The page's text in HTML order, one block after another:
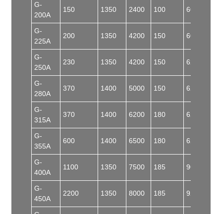
G-
200A
150 1350 2400 100 60
G-
225A
200 1350 4200 150 60
G-
250A
230 1350 4200 150 62
G-
280A
370 1400 5000 150 62
G-
315A
370 1400 6200 180 62
G-
355A
600 1400 6500 180 62
G-
400A
1100 1350 7500 185 90
G-
450A
2200 1350 8000 185 92